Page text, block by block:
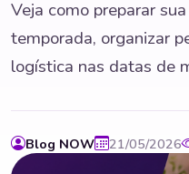
Veja como preparar
temporada, organizar
logística nas datas de
Blog NOW 21/05/2026